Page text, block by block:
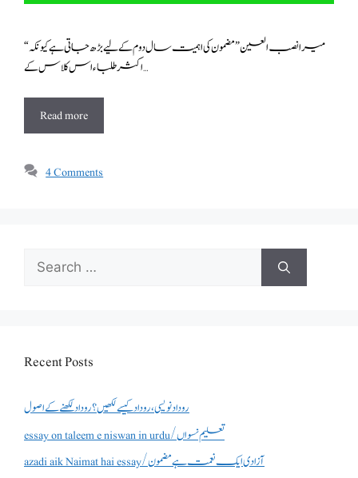
“میرا نصب العین ” مضمون کی اہمیت سال دوم کے لیے بڑھ جاتی ہے کیونکہ
اکثر طلباء اس کلاس کے …
Read more
4 Comments
Search
for:
Recent Posts
روداد نویسی ،روداد کیسے لکھیں؟ روداد لکھنے کے اصول
essay on taleem e niswan in urdu/تعلیم نسواں
azadi aik Naimat hai essay/آزادی ایک نعمت ہے مضمون